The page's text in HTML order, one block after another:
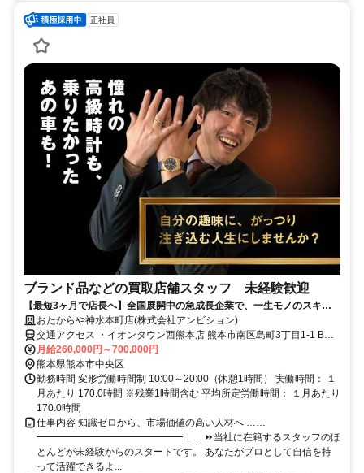
正社員
ブランド品などの買取店舗スタッフ 未経験歓迎
【最短3ヶ月で店長へ】全国展開中の急成長企業で、一生モノのスキル
とキャリアを手にしませんか？
おたからや神水本町店(株式会社アンビション)
交通アクセス ・イオンタウン西熊本店 熊本市南区島町3丁目1-1 B街
区 ・ゆめマート島崎店 熊本市西区島崎2-12-1 ・神水本町店 熊本市東
区神水本町２６−１７ ・竜田口駅前店 熊本市北区黒髪7丁目101-3 ・
ゆめマート人吉店 人吉市上薩摩瀬町880 ・ドン・キホーテ合志店 合
志市須屋1936-1 ・ゆめマート東山鹿店 鹿市古閑十三部１００６－５
※上記店舗内で異動や応援あり
月給260,000円～700,000円
熊本県熊本市中央区
勤務時間 変形労働時間制 10:00～20:00（休憩1時間） 実働時間： １
月あたり 170.0時間 ※残業1時間含む 平均所定労働時間： １月あたり
170.0時間
仕事内容 知識ゼロから、市場価値の高い人材へ ……
━━━━━━━━━━━━━━━…… ⏩当社に在籍するスタッフのほ
とんどが未経験からのスタートです。 あなたがプロとして自信を持
って活躍できるよ...